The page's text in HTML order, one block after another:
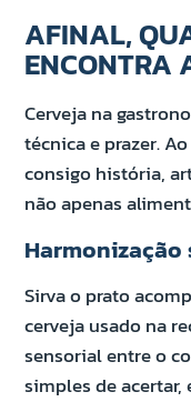
AFINAL,
ENCONTRA
Cerveja na
técnica e prazer.
consigo história,
não apenas
Harmonização
Sirva o prato
cerveja usado na
sensorial entre o
simples de acertar,